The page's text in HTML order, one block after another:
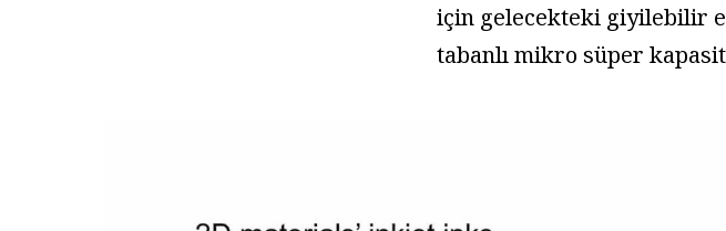
için gelecekteki giyilebilir
tabanlı mikro süper